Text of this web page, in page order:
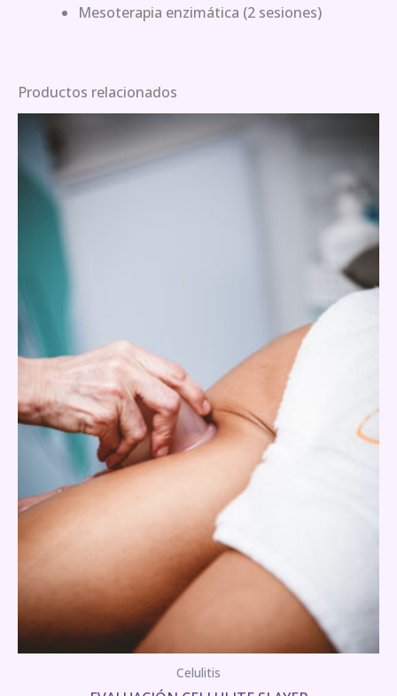
Mesoterapia enzimática (2 sesiones)
Productos relacionados
Celulitis